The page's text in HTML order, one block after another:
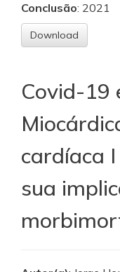
Conclusão: 2021
Download
Covid-19
cardíaca
sua